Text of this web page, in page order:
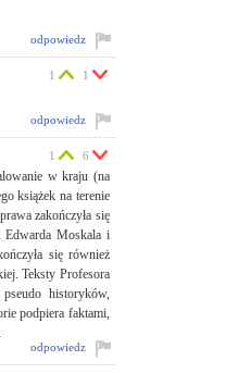
odpowiedz
1 1
odpowiedz
w kraju (na
książek na terenie
zakończyła się
Edwarda Moskala i
się również
Teksty Profesora
historyków,
podpiera faktami,
1 6
odpowiedz